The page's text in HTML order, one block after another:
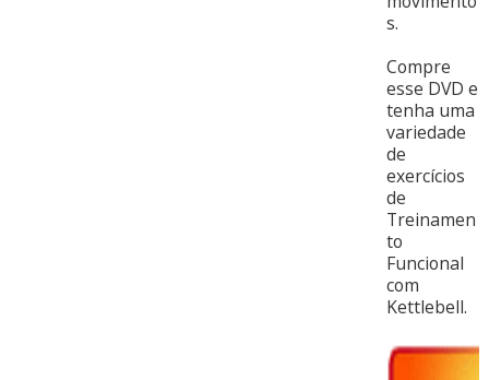
s.
Compre
esse DVD e
tenha uma
variedade
de
exercícios
de
Treinamen
to
Funcional
com
Kettlebell.